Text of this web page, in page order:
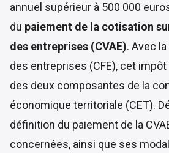
annuel supérieur à 500 000
du paiement de la cotisation
des entreprises (CVAE). Avec
des entreprises (CFE), cet impôt
des deux composantes de la
économique territoriale (CET).
définition du paiement de la
concernées, ainsi que ses